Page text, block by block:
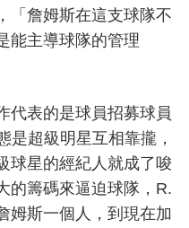
「詹姆斯在這支球隊不
能主導球隊的管理
代表的是球員招募球員
是超級明星互相靠攏，
球星的經紀人就成了唆
的籌碼來逼迫球隊，R.
姆斯一個人，到現在加